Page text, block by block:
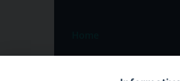
Speciali